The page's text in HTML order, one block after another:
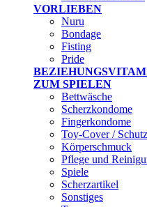
VORLIEBEN
Nuru
Bondage
Fisting
Pride
ZUM SPIELEN
Bettwäsche
Scherzkondome
Fingerkondome
Toy-Cover /
Körperschmuck
Pflege und
Spiele
Scherzartikel
Sonstiges